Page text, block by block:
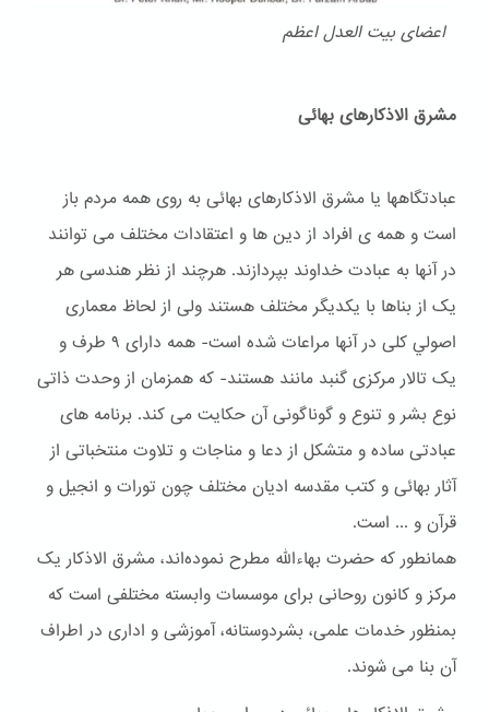
اعضای بیت العدل اعظم
مشرق الاذکارهای بهائی
عبادتگاهها یا مشرق الاذکارهای بهائی به روی همه مردم باز
است و همه ی افراد از دین ها و اعتقادات مختلف می توانند
در آنها به عبادت خداوند بپردازند. هرچند از نظر هندسی هر
یک از بناها با یکدیگر مختلف هستند ولی از لحاظ معماری
اصولي کلی در آنها مراعات شده است- همه دارای ۹ طرف و
یک تالار مرکزی گنبد مانند هستند- که همزمان از وحدت ذاتی
نوع بشر و تنوع و گوناگونی آن حکایت می کند. برنامه های
عبادتی ساده و متشکل از دعا و مناجات و تلاوت منتخباتی از
آثار بهائی و کتب مقدسه ادیان مختلف چون تورات و انجیل و
قرآن و ... است.
همانطور که حضرت بهاءالله مطرح نموده‌اند، مشرق الاذکار یک
مرکز و کانون روحانی برای موسسات وابسته مختلفی است که
بمنظور خدمات علمی، بشردوستانه، آموزشی و اداری در اطراف
آن بنا می شوند.